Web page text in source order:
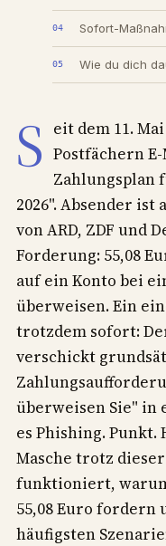
Sofort-
Wie du dich
S eit dem 11.
Postfächern
Zahlungsplan
2026". Absender
von ARD, ZDF und
Forderung: 55,08
auf ein Konto bei
überweisen. Ein
trotzdem sofort:
verschickt
überweisen Sie" in
es Phishing.
Masche trotz
funktioniert,
55,08 Euro fordern
häufigsten